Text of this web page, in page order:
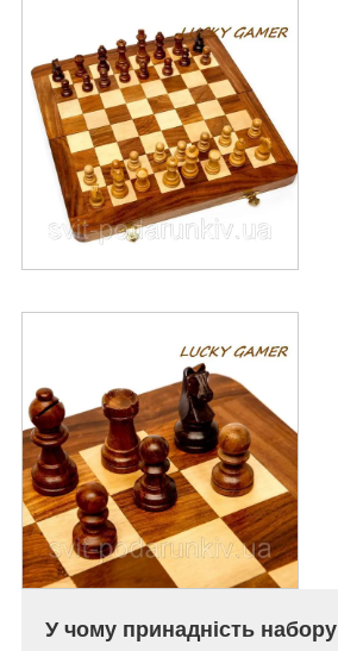
У чому принадність набору